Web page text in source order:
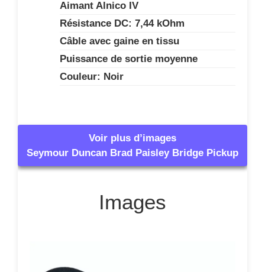
Aimant Alnico IV
Résistance DC: 7,44 kOhm
Câble avec gaine en tissu
Puissance de sortie moyenne
Couleur: Noir
Voir plus d’images
Seymour Duncan Brad Paisley Bridge Pickup
Images